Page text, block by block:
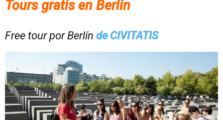
Tours gratis en Berlin
Free tour por Berlín de CIVITATIS